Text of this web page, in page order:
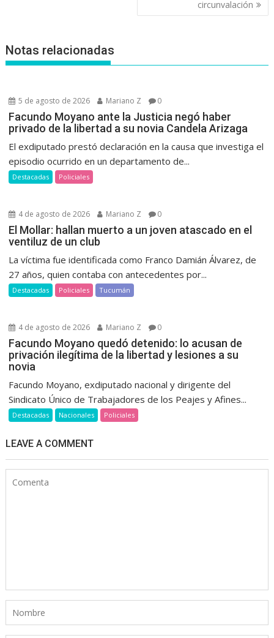
circunvalación
Notas relacionadas
5 de agosto de 2026 Mariano Z 0
Facundo Moyano ante la Justicia negó haber
privado de la libertad a su novia Candela Arizaga
El exdiputado prestó declaración en la causa que investiga el
episodio ocurrido en un departamento de...
Destacadas Policiales
4 de agosto de 2026 Mariano Z 0
El Mollar: hallan muerto a un joven atascado en el
ventiluz de un club
La víctima fue identificada como Franco Damián Álvarez, de
27 años, quien contaba con antecedentes por...
Destacadas Policiales Tucumán
4 de agosto de 2026 Mariano Z 0
Facundo Moyano quedó detenido: lo acusan de
privación ilegítima de la libertad y lesiones a su
novia
Facundo Moyano, exdiputado nacional y dirigente del
Sindicato Único de Trabajadores de los Peajes y Afines...
Destacadas Nacionales Policiales
LEAVE A COMMENT